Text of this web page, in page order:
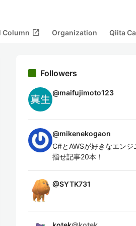
Column open_in_new Organization Qiita
Followers
@maifujimoto123
@mikenekogaon
C#とAWSが好きなエン
指せ記事20本！
@SYTK731